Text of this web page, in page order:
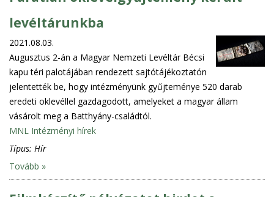
levéltárunkba
2021.08.03.
Augusztus 2-án a Magyar Nemzeti Levéltár Bécsi
kapu téri palotájában rendezett sajtótájékoztatón
jelentették be, hogy intézményünk gyűjteménye 520 darab
eredeti oklevéllel gazdagodott, amelyeket a magyar állam
vásárolt meg a Batthyány-családtól.
MNL Intézményi hírek
Típus: Hír
Tovább »